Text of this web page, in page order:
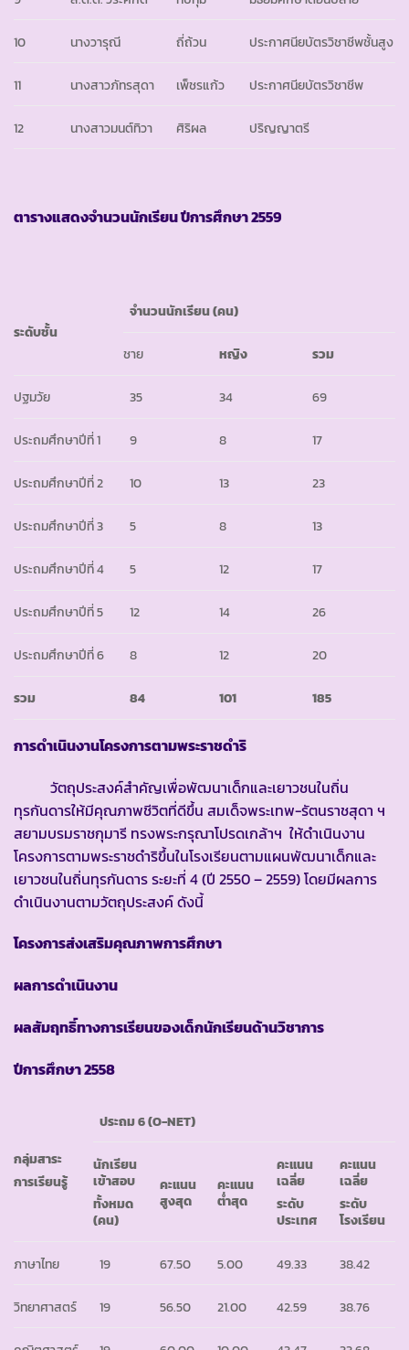
10 นางวารุณี ถี่ถ้วน ประกาศนียบัตรวิชาชีพชั้นสูง
11 นางสาวภัทรสุดา เพ็ชรแก้ว ประกาศนียบัตรวิชาชีพ
12 นางสาวมนต์ทิวา ศิริผล ปริญญาตรี
ตารางแสดงจำนวนนักเรียน ปีการศึกษา2559
ระดับชั้น
จำนวนนักเรียน(คน)
ชาย หญิง รวม
ปฐมวัย 35 34 69
ประถมศึกษาปีที่ 1 9 8 17
ประถมศึกษาปีที่ 2 10 13 23
ประถมศึกษาปีที่ 3 5 8 13
ประถมศึกษาปีที่ 4 5 12 17
ประถมศึกษาปีที่ 5 12 14 26
ประถมศึกษาปีที่ 6 8 12 20
รวม 84 101 185
การดำเนินงานโครงการตามพระราชดำริ
วัตถุประสงค์สำคัญเพื่อพัฒนาเด็กและเยาวชนในถิ่น
ทุรกันดารให้มีคุณภาพชีวิตที่ดีขึ้น สมเด็จพระเทพ-รัตนราชสุดา ฯ
สยามบรมราชกุมารี ทรงพระกรุณาโปรดเกล้าฯ ให้ดำเนินงาน
โครงการตามพระราชดำริขึ้นในโรงเรียนตามแผนพัฒนาเด็กและ
เยาวชนในถิ่นทุรกันดาร ระยะที่ 4 (ปี 2550 – 2559) โดยมีผลการ
ดำเนินงานตามวัตถุประสงค์ ดังนี้
โครงการส่งเสริมคุณภาพการศึกษา
ผลการดำเนินงาน
ผลสัมฤทธิ์ทางการเรียนของเด็กนักเรียนด้านวิชาการ
ปีการศึกษา2558
กลุ่มสาระ
การเรียนรู้
ประถม6 (O-NET)
นักเรียน
เข้าสอบ
ทั้งหมด
(คน)
คะแนน
สูงสุด
คะแนน
ต่ำสุด
คะแนน
เฉลี่ย
ระดับ
ประเทศ
คะแนน
เฉลี่ย
ระดับ
โรงเรียน
ภาษาไทย 19 67.50 5.00 49.33 38.42
วิทยาศาสตร์ 19 56.50 21.00 42.59 38.76